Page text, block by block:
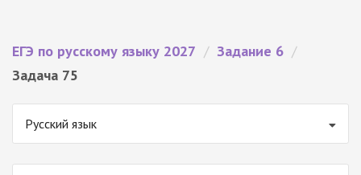
ЕГЭ по русскому языку 2027 / Задание 6 /
Задача 75
Русский язык